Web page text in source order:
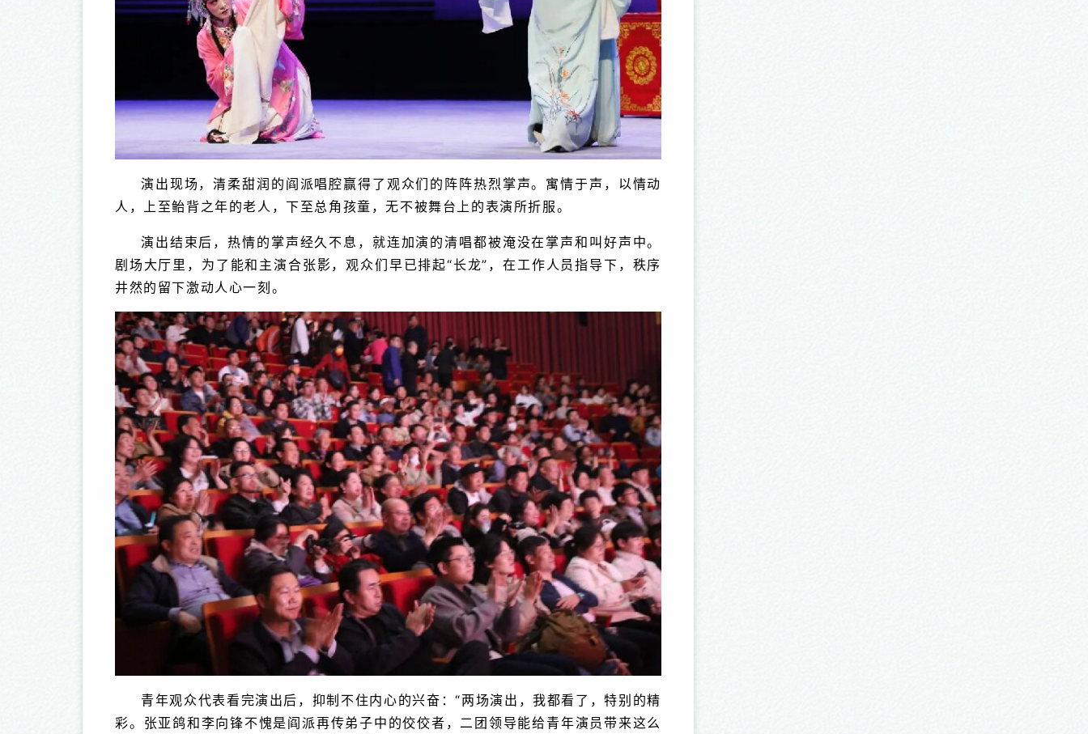
演出现场，清柔甜润的阎派唱腔赢得了观众们的阵阵热烈掌声。寓情于声，以情动
人，上至鲐背之年的老人，下至总角孩童，无不被舞台上的表演所折服。
演出结束后，热情的掌声经久不息，就连加演的清唱都被淹没在掌声和叫好声中。
剧场大厅里，为了能和主演合张影，观众们早已排起“长龙”，在工作人员指导下，秩序
井然的留下激动人心一刻。
青年观众代表看完演出后，抑制不住内心的兴奋：“两场演出，我都看了，特别的精
彩。张亚鸽和李向锋不愧是阎派再传弟子中的佼佼者，二团领导能给青年演员带来这么